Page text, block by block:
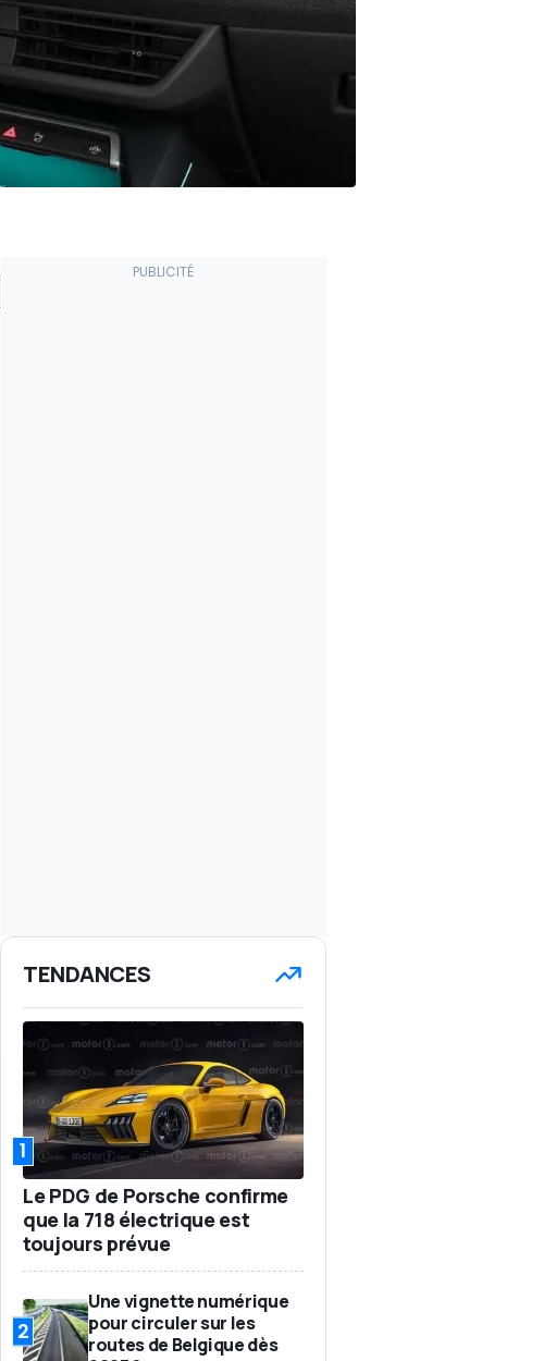
TENDANCES
1
Le PDG de Porsche confirme
que la 718 électrique est
toujours prévue
2
Une vignette numérique
pour circuler sur les
routes de Belgique dès